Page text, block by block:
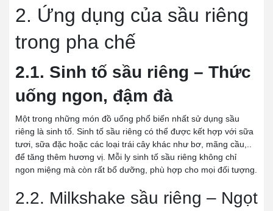
2. Ứng dụng của sầu riêng
trong pha chế
2.1. Sinh tố sầu riêng – Thức
uống ngon, đậm đà
Một trong những món đồ uống phổ biến nhất sử dụng sầu
riêng là sinh tố. Sinh tố sầu riêng có thể được kết hợp với sữa
tươi, sữa đặc hoặc các loại trái cây khác như bơ, mãng cầu,..
để tăng thêm hương vị. Mỗi ly sinh tố sầu riêng không chỉ
ngon miệng mà còn rất bổ dưỡng, phù hợp cho mọi đối tượng.
2.2. Milkshake sầu riêng – Ngọt